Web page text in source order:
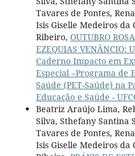
Tavares de Pontes,
Isis Giselle Medeiros da
Ribeiro, OUTUBRO
EZEQUIAS VENÂNCIO:
Caderno Impacto em
Especial –Programa de
Saúde (PET-Saúde) na
Educação e Saúde -
Beatriz Araújo Lima,
Silva, Sthefany Santina
Tavares de Pontes,
Isis Giselle Medeiros da